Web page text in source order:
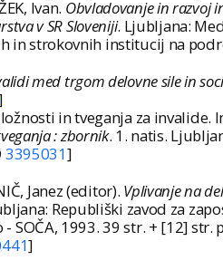
Ivan. Obvladovanje in razvoj
v SR Sloveniji. Ljubljana:
in strokovnih institucij na
med trgom delovne sile in
in tveganja za invalide.
: zbornik. 1. natis.
3395031]
Janez (editor). Vplivanje na
Republiški zavod za
- SOČA, 1993. 39 str. + [12]
]